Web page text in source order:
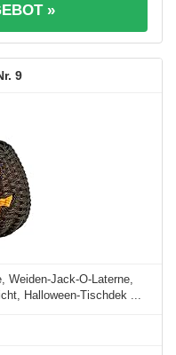
»
9
Weiden-Jack-O-Laterne,
Halloween-Tischdek ...